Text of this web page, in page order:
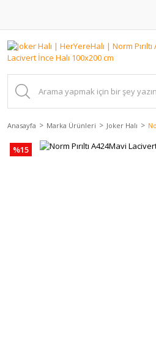
Anasayfa Marka Ürünleri Joker Halı
%15